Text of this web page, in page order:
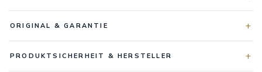
ORIGINAL & GARANTIE
PRODUKTSICHERHEIT & HERSTELLER